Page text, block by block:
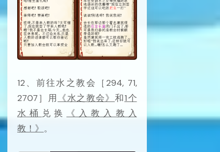
12、前往水之教会［294, 71,
2707］用 《水之教会》 和1个
水桶 兑换
《入教入教入
教！》 。